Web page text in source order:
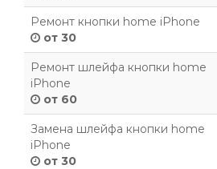
Ремонт кнопки home iPhone
от 30
Ремонт шлейфа кнопки home
iPhone
от 60
Замена шлейфа кнопки home
iPhone
от 30